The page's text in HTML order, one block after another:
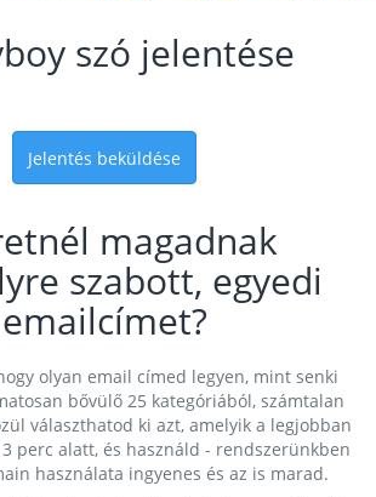
szó jelentése
Jelentés beküldése
magadnak
szabott, egyedi
emailcímet?
olyan email címed legyen, mint senki
bővülő 25 kategóriából, számtalan
választhatod ki azt, amelyik a legjobban
perc alatt, és használd - rendszerünkben
használata ingyenes és az is marad.